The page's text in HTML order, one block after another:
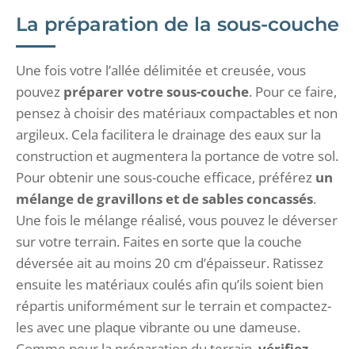
La préparation de la sous-couche
Une fois votre l’allée délimitée et creusée, vous
pouvez préparer votre sous-couche. Pour ce faire,
pensez à choisir des matériaux compactables et non
argileux. Cela facilitera le drainage des eaux sur la
construction et augmentera la portance de votre sol.
Pour obtenir une sous-couche efficace, préférez un
mélangede gravillons et de sablesconcassés.
Une fois le mélange réalisé, vous pouvez le déverser
sur votre terrain. Faites en sorte que la couche
déversée ait au moins 20 cm d’épaisseur. Ratissez
ensuite les matériaux coulés afin qu’ils soient bien
répartis uniformément sur le terrain et compactez-
les avec une plaque vibrante ou une dameuse.